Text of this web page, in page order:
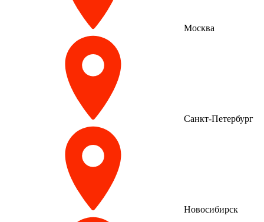
Москва
Санкт-Петербург
Новосибирск